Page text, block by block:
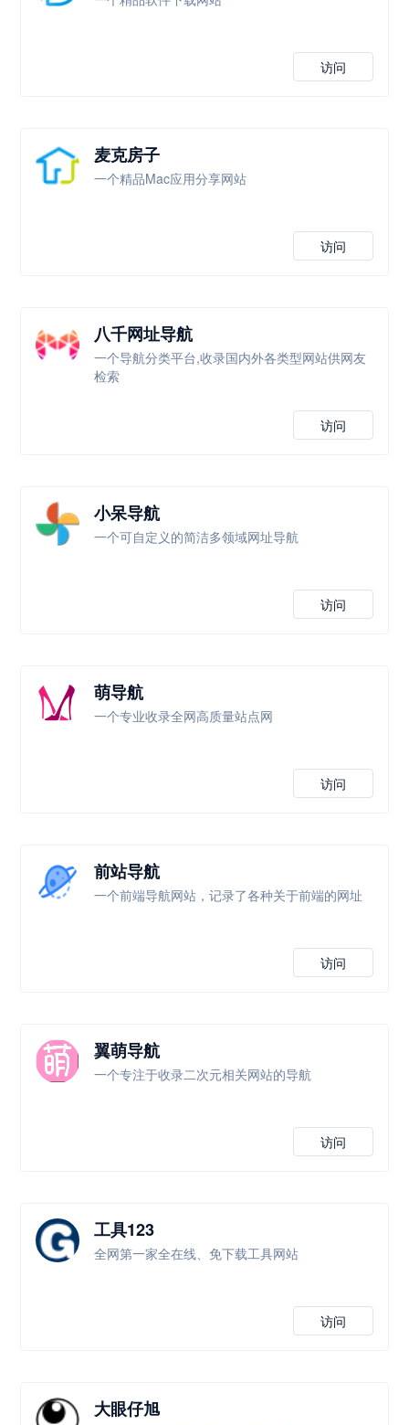
访问
麦克房子
一个精品Mac应用分享网站
访问
八千网址导航
一个导航分类平台,收录国内外各类型网站供网友
检索
访问
小呆导航
一个可自定义的简洁多领域网址导航
访问
萌导航
一个专业收录全网高质量站点网
访问
前站导航
一个前端导航网站，记录了各种关于前端的网址
访问
翼萌导航
一个专注于收录二次元相关网站的导航
访问
工具123
全网第一家全在线、免下载工具网站
访问
大眼仔旭